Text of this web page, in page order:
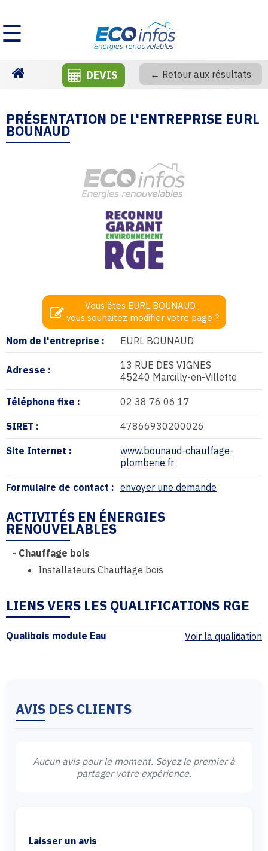
☰
DEVIS ← Retour aux résultats
PRÉSENTATION DE L'ENTREPRISE EURL
BOUNAUD
Nom de l'entreprise : EURL BOUNAUD
Adresse :
13 RUE DES VIGNES
45240 Marcilly-en-Villette
Téléphone fixe : 02 38 76 06 17
SIRET : 47866930200026
Site Internet :
www.bounaud-chauffage-
plomberie.fr
Formulaire de contact : envoyer une demande
Vous êtes EURL BOUNAUD ,
vous souhaitez modifier votre page ?
ACTIVITÉS EN ÉNERGIES
RENOUVELABLES
- Chauffage bois
Installateurs Chauffage bois
LIENS VERS LES QUALIFICATIONS RGE
Qualibois module Eau Voir la qualification
AVIS DES CLIENTS
Aucun avis pour le moment. Soyez le premier à
partager votre expérience.
Laisser un avis